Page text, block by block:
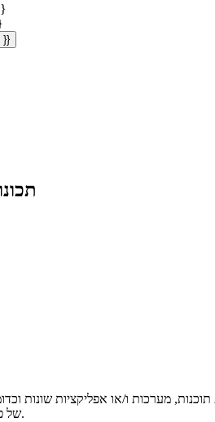
}}
מערכות ו/או אפליקציות שונות
של פלאפון או לאתר היצרן או ליצרן או ליבואן.